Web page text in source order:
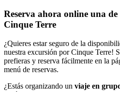
Reserva ahora online una de
Cinque Terre
¿Quieres estar seguro de la
nuestra excursión por Cinque Terre!
prefieras y reserva fácilmente en la
menú de reservas.
¿Estás organizando un viaje en